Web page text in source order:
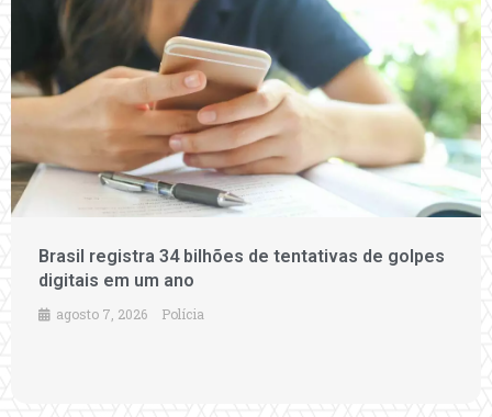
Brasil registra 34 bilhões de tentativas de golpes
digitais em um ano
agosto 7, 2026 Polícia